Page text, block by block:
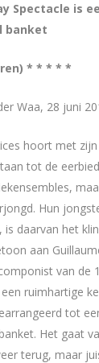
Spectacle is
banket
* * * * *
Waa, 28 juni
hoort met
tot de
Hun
is daarvan het
aan
van de
ruimhartige
tot
Het gaat
terug, maar